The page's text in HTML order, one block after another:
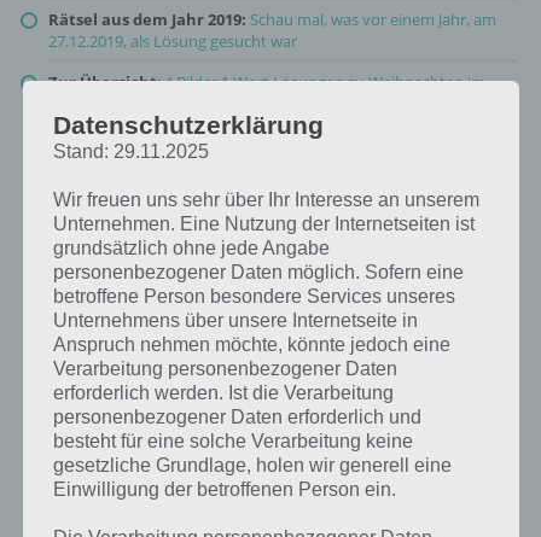
Rätsel aus dem Jahr 2019: Schau mal, was vor einem Jahr, am
27.12.2019, als Lösung gesucht war
Zur Übersicht:4 Bilder 1 Wort Lösungen zu Weihnachten im
Datenschutzerklärung
Stand: 29.11.2025
Wir freuen uns sehr über Ihr Interesse an unserem
Unternehmen. Eine Nutzung der Internetseiten ist
grundsätzlich ohne jede Angabe
personenbezogener Daten möglich. Sofern eine
betroffene Person besondere Services unseres
Unternehmens über unsere Internetseite in
Anspruch nehmen möchte, könnte jedoch eine
Verarbeitung personenbezogener Daten
erforderlich werden. Ist die Verarbeitung
personenbezogener Daten erforderlich und
besteht für eine solche Verarbeitung keine
gesetzliche Grundlage, holen wir generell eine
Einwilligung der betroffenen Person ein.